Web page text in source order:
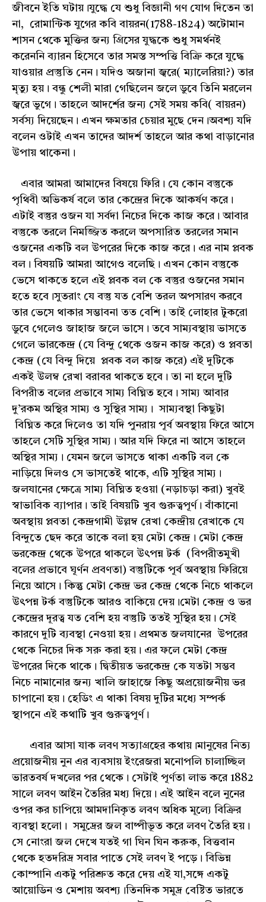
জীবনে ইতি ঘটায়।যুদ্ধে যে শুধু বিজ্ঞানী গণ যোগ দিতেন তা
না, রোমান্টিক যুগের কবি বায়রন(1788-1824) অটোমান
শাসন থেকে মুক্তির জন্য গ্রিসের যুদ্ধকে শুধু সমর্থনই
করেননি ব্যারন হিসেবে তার সমস্ত সম্পত্তি বিক্রি করে যুদ্ধে
যাওয়ার প্রস্তুতি নেন। যদিও অজানা জ্বরে( ম্যালেরিয়া?) তার
মৃত্যু হয়। বন্ধু শেলী মারা গেছিলেন জলে ডুবে তিনি মরলেন
জ্বরে ভুগে। তাহলে আদর্শের জন্য সেই সময় কবি( বায়রন)
সর্বস্য দিয়েছেন। এখন ক্ষমতার চেয়ার মুছে দেন।অবশ্য যদি
বলেন ওটাই এখন তাদের আদর্শ তাহলে আর কথা বাড়ানোর
উপায় থাকেনা।
এবার আমরা আমাদের বিষয়ে ফিরি। যে কোন বস্তুকে
পৃথিবী অভিকর্ষ বলে তার কেন্দ্রের দিকে আকর্ষণ করে।
এটাই বস্তুর ওজন যা সর্বদা নিচের দিকে কাজ করে। আবার
বস্তুকে তরলে নিমজ্জিত করলে অপসারিত তরলের সমান
ওজনের একটি বল উপরের দিকে কাজ করে। এর নাম প্লবক
বল। বিষয়টি আমরা আগেও বলেছি। এখন কোন বস্তুকে
ভেসে থাকতে হলে এই প্লবক বল কে বস্তুর ওজনের সমান
হতে হবে।সুতরাং যে বস্তু যত বেশি তরল অপসারণ করবে
তার ভেসে থাকার সম্ভাবনা তত বেশি। তাই লোহার টুকরো
ডুবে গেলেও জাহাজ জলে ভাসে। তবে সাম্যবস্থায় ভাসতে
গেলে ভারকেন্দ্র (যে বিন্দু থেকে ওজন কাজ করে) ও প্লবতা
কেন্দ্র (যে বিন্দু দিয়ে প্লবক বল কাজ করে) এই দুটিকে
একই উলম্ব রেখা বরাবর থাকতে হবে। তা না হলে দুটি
বিপরীত বলের প্রভাবে সাম্য বিঘ্নিত হবে। সাম্য আবার
দু’রকম অস্থির সাম্য ও সুস্থির সাম্য। সাম্যবস্থা কিছুটা
বিঘ্নিত করে দিলেও তা যদি পুনরায় পূর্ব অবস্থায় ফিরে আসে
তাহলে সেটি সুস্থির সাম্য। আর যদি ফিরে না আসে তাহলে
অস্থির সাম্য। যেমন জলে ভাসতে থাকা একটি বল কে
নাড়িয়ে দিলও সে ভাসতেই থাকে, এটি সুস্থির সাম্য।
জলযানের ক্ষেত্রে সাম্য বিঘ্নিত হওয়া (নড়াচড়া করা) খুবই
স্বাভাবিক ব্যাপার। তাই বিষয়টি খুব গুরুত্বপূর্ণ। বাঁকানো
অবস্থায় প্লবতা কেন্দ্রগামী উল্লম্ব রেখা কেন্দ্রীয় রেখাকে যে
বিন্দুতে ছেদ করে তাকে বলা হয় মেটা কেন্দ্র। মেটা কেন্দ্র
ভরকেন্দ্র থেকে উপরে থাকলে উৎপন্ন টর্ক (বিপরীতমুখী
বলের প্রভাবে ঘূর্ণন প্রবণতা) বস্তুটিকে পূর্ব অবস্থায় ফিরিয়ে
নিয়ে আসে। কিন্তু মেটা কেন্দ্র ভর কেন্দ্র থেকে নিচে থাকলে
উৎপন্ন টর্ক বস্তুটিকে আরও বাকিয়ে দেয়।মেটা কেন্দ্র ও ভর
কেন্দ্রের দূরত্ব যত বেশি হয় বস্তুটি ততই সুস্থির হয়। সেই
কারণে দুটি ব্যবস্থা নেওয়া হয়। প্রথমত জলযানের উপরের
থেকে নিচের দিক সরু করা হয়। এর ফলে মেটা কেন্দ্র
উপরের দিকে থাকে। দ্বিতীয়ত ভরকেন্দ্র কে যতটা সম্ভব
নিচে নামানোর জন্য খালি জাহাজে কিছু অপ্রয়োজনীয় ভর
চাপানো হয়। হেডিং এ থাকা বিষয় দুটির মধ্যে সম্পর্ক
স্থাপনে এই কথাটি খুব গুরুত্বপূর্ণ।
এবার আসা যাক লবণ সত্যাগ্রহের কথায়।মানুষের নিত্য
প্রয়োজনীয় নুন এর ব্যবসায় ইংরেজরা মনোপলি চালাচ্ছিল
ভারতবর্ষ দখলের পর থেকে। সেটাই পূর্ণতা লাভ করে 1882
সালে লবণ আইন তৈরির মধ্য দিয়ে। এই আইন বলে নুনের
ওপর কর চাপিয়ে আমদানিকৃত লবণ অধিক মূল্যে বিক্রির
ব্যবস্থা হলো। সমুদ্রের জল বাষ্পীভূত করে লবণ তৈরি হয়।
সে নোংরা জল দেখে যতই গা ঘিন ঘিন করুক, বিত্তবান
থেকে হতদরিদ্র সবার পাতে সেই লবণ ই পড়ে। বিভিন্ন
কোম্পানি একটু পরিশ্রুত করে দেয় এই যা,সঙ্গে একটু
আয়োডিন ও মেশায় অবশ্য।তিনদিক সমুদ্র বেষ্টিত ভারতে